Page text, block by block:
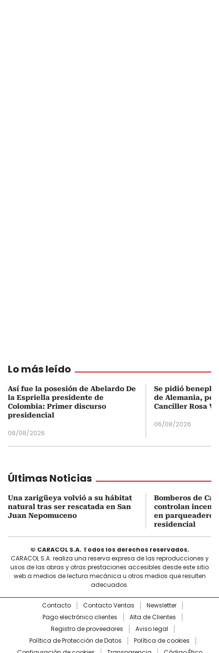
Lo más leído
Así fue la posesión de Abelardo De
la Espriella presidente de
Colombia: Primer discurso
presidencial
08/08/2026
Se pidió
de Alemania,
Canciller Rosa
06/08/2026
Últimas Noticias
Una zarigüeya volvió a su hábitat
natural tras ser rescatada en San
Juan Nepomuceno
Bomberos de
controlan
en parqueadero
residencial
© CARACOL S.A. Todos los derechos reservados.
CARACOL S.A. realiza una reserva expresa de las reproducciones y
usos de las obras y otras prestaciones accesibles desde este sitio
web a medios de lectura mecánica u otros medios que resulten
adecuados.
Contacto Contacto Ventas
Newsletter
Pago electrónico clientes
Alta de Clientes
Registro de proveedores
Aviso legal
Política de Protección de Datos
Política de cookies